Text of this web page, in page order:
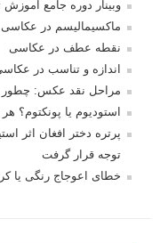
وبینار دوره جامع
ماکسیمالیسم در عکاسی
نقطه عطف در عکاسی
اندازه و تناسب در
مراحل نقد عکس: چطور
استودیوم یا پونکتوم؟
پرتره دختر افغان اثر
توجه قرار گرفت
خطای اعوجاج رنگی یا